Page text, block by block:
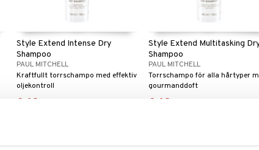
Style Extend Intense Dry
Shampoo
PAUL MITCHELL
Kraftfullt torrschampo med effektiv
oljekontroll
Style Extend Multitasking
Shampoo
PAUL MITCHELL
Torrschampo för alla hårtyper
gourmanddoft